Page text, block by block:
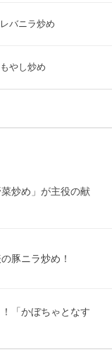
レバニラ炒め
もやし炒め
炒め」が主役の献
豚ニラ炒め！
「かぼちゃとなす